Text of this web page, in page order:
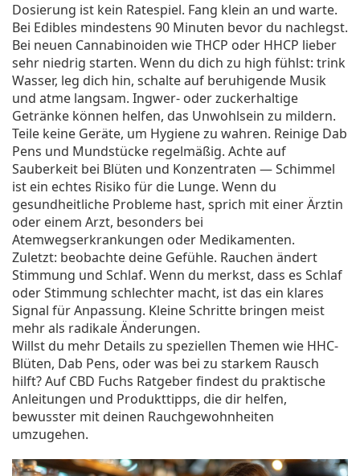
Dosierung ist kein Ratespiel. Fang klein an und warte.
Bei Edibles mindestens 90 Minuten bevor du nachlegst.
Bei neuen Cannabinoiden wie THCP oder HHCP lieber
sehr niedrig starten. Wenn du dich zu high fühlst: trink
Wasser, leg dich hin, schalte auf beruhigende Musik
und atme langsam. Ingwer- oder zuckerhaltige
Getränke können helfen, das Unwohlsein zu mildern.
Teile keine Geräte, um Hygiene zu wahren. Reinige Dab
Pens und Mundstücke regelmäßig. Achte auf
Sauberkeit bei Blüten und Konzentraten — Schimmel
ist ein echtes Risiko für die Lunge. Wenn du
gesundheitliche Probleme hast, sprich mit einer Ärztin
oder einem Arzt, besonders bei
Atemwegserkrankungen oder Medikamenten.
Zuletzt: beobachte deine Gefühle. Rauchen ändert
Stimmung und Schlaf. Wenn du merkst, dass es Schlaf
oder Stimmung schlechter macht, ist das ein klares
Signal für Anpassung. Kleine Schritte bringen meist
mehr als radikale Änderungen.
Willst du mehr Details zu speziellen Themen wie HHC-
Blüten, Dab Pens, oder was bei zu starkem Rausch
hilft? Auf CBD Fuchs Ratgeber findest du praktische
Anleitungen und Produkttipps, die dir helfen,
bewusster mit deinen Rauchgewohnheiten
umzugehen.